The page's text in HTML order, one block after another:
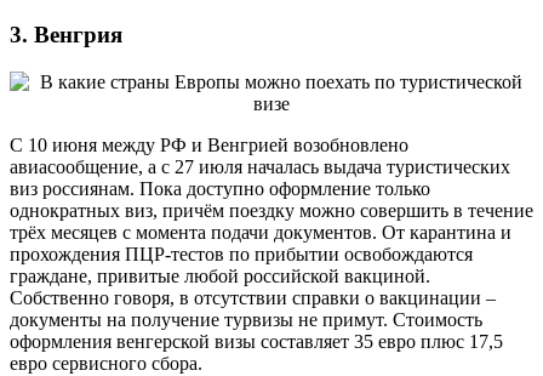
3. Венгрия
С 10 июня между РФ и Венгрией возобновлено
авиасообщение, а с 27 июля началась выдача туристических
виз россиянам. Пока доступно оформление только
однократных виз, причём поездку можно совершить в течение
трёх месяцев с момента подачи документов. От карантина и
прохождения ПЦР-тестов по прибытии освобождаются
граждане, привитые любой российской вакциной.
Собственно говоря, в отсутствии справки о вакцинации –
документы на получение турвизы не примут. Стоимость
оформления венгерской визы составляет 35 евро плюс 17,5
евро сервисного сбора.